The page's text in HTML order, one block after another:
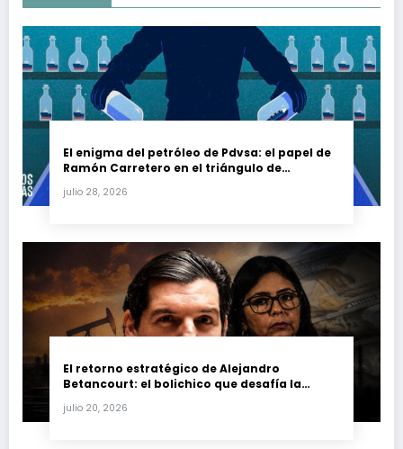
El enigma del petróleo de Pdvsa: el papel de
Ramón Carretero en el triángulo de
julio 28, 2026
El retorno estratégico de Alejandro
Betancourt: el bolichico que desafía la
petrolera venezolana
julio 20, 2026